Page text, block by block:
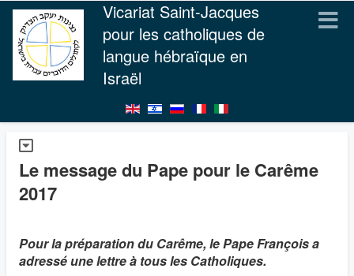
Vicariat Saint-Jacques
pour les catholiques de
langue hébraïque en
Israël
Le message du Pape pour le Carême
2017
Pour la préparation du Carême, le Pape François a
adressé une lettre à tous les Catholiques.